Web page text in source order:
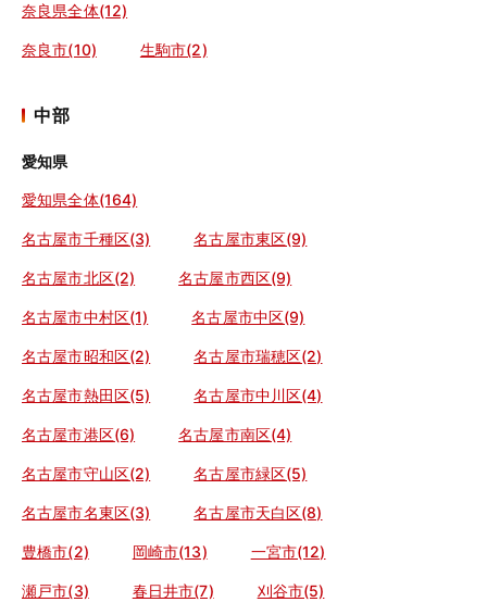
奈良県全体(12)
奈良市(10) 生駒市(2)
中部
愛知県
愛知県全体(164)
名古屋市千種区(3) 名古屋市東区(9)
名古屋市北区(2) 名古屋市西区(9)
名古屋市中村区(1) 名古屋市中区(9)
名古屋市昭和区(2) 名古屋市瑞穂区(2)
名古屋市熱田区(5) 名古屋市中川区(4)
名古屋市港区(6) 名古屋市南区(4)
名古屋市守山区(2) 名古屋市緑区(5)
名古屋市名東区(3) 名古屋市天白区(8)
豊橋市(2) 岡崎市(13) 一宮市(12)
瀬戸市(3) 春日井市(7) 刈谷市(5)